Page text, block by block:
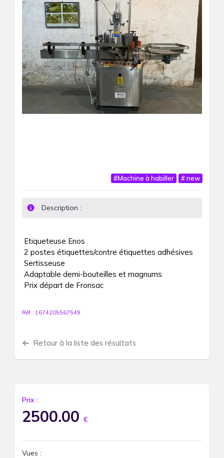
#Machine à habiller #new
Description :
Etiqueteuse Enos
2 postes étiquettes/contre étiquettes adhésives
Sertisseuse
Adaptable demi-bouteilles et magnums
Prix départ de Fronsac
Réf : 1674205567549
Retour à la liste des résultats
Prix :
2500.00 €
Vues :